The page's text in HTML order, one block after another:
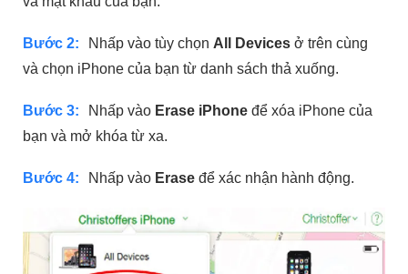
Bước 2: Nhấp vào tùy chọn All Devices ở trên cùng
và chọn iPhone của bạn từ danh sách thả xuống.
Bước 3: Nhấp vào Erase iPhone để xóa iPhone của
bạn và mở khóa từ xa.
Bước 4: Nhấp vào Erase để xác nhận hành động.